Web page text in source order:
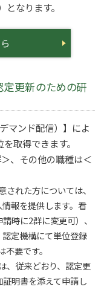
なります。
定更新のための研
マンド配信）】によ
取得できます。
、その他の職種は＜
れた方については、
報を提供します。看
時に2群に変更可）、
定機構にて単位登録
要です。
、従来どおり、認定更
明書を添えて申請し